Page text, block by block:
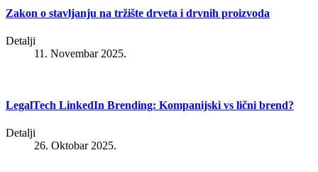
Zakon o stavljanju na tržište drveta i drvnih proizvoda
Detalji
11. Novembar 2025.
LegalTech LinkedIn Brending: Kompanijski vs lični brend?
Detalji
26. Oktobar 2025.